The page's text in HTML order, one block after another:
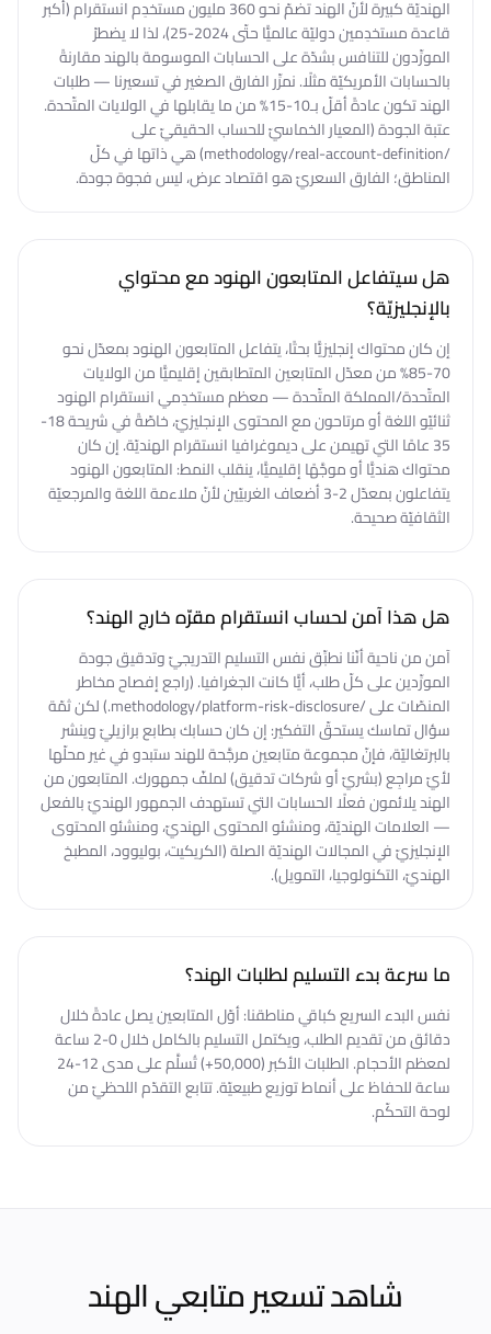
الهنديّة كبيرة لأنّ الهند تضمّ نحو 360 مليون مستخدِم انستقرام (أكبر
قاعدة مستخدِمين دوليّة عالميًّا حتّى 2024-25)، لذا لا يضطرّ
المورِّدون للتنافس بشدّة على الحسابات الموسومة بالهند مقارنةً
بالحسابات الأمريكيّة مثلًا. نمرِّر الفارق الصغير في تسعيرنا — طلبات
الهند تكون عادةً أقلّ بـ10-15% من ما يقابلها في الولايات المتّحدة.
عتبة الجودة (المعيار الخماسيّ للحساب الحقيقيّ على
/methodology/real-account-definition) هي ذاتها في كلّ
المناطق؛ الفارق السعريّ هو اقتصاد عرض، ليس فجوة جودة.
هل سيتفاعل المتابعون الهنود مع محتواي
بالإنجليزيّة؟
إن كان محتواك إنجليزيًّا بحتًا، يتفاعل المتابعون الهنود بمعدّل نحو
70-85% من معدّل المتابعين المتطابقين إقليميًّا من الولايات
المتّحدة/المملكة المتّحدة — معظم مستخدِمي انستقرام الهنود
ثنائيّو اللغة أو مرتاحون مع المحتوى الإنجليزيّ، خاصّةً في شريحة 18-
35 عامًا التي تهيمن على ديموغرافيا انستقرام الهنديّة. إن كان
محتواك هنديًّا أو موجَّهًا إقليميًّا، ينقلب النمط: المتابعون الهنود
يتفاعلون بمعدّل 2-3 أضعاف الغربيّين لأنّ ملاءمة اللغة والمرجعيّة
الثقافيّة صحيحة.
هل هذا آمن لحساب انستقرام مقرّه خارج الهند؟
آمن من ناحية أنّنا نطبِّق نفس التسليم التدريجيّ وتدقيق جودة
المورِّدين على كلّ طلب، أيًّا كانت الجغرافيا. (راجع إفصاح مخاطر
المنصّات على /methodology/platform-risk-disclosure.) لكن ثمّة
سؤال تماسك يستحقّ التفكير: إن كان حسابك بطابع برازيليّ وينشر
بالبرتغاليّة، فإنّ مجموعة متابعين مرجَّحة للهند ستبدو في غير محلّها
لأيّ مراجِع (بشريّ أو شركات تدقيق) لملفّ جمهورك. المتابعون من
الهند يلائمون فعلًا الحسابات التي تستهدف الجمهور الهنديّ بالفعل
— العلامات الهنديّة، ومنشئو المحتوى الهنديّ، ومنشئو المحتوى
الإنجليزيّ في المجالات الهنديّة الصلة (الكريكيت، بوليوود، المطبخ
الهنديّ، التكنولوجيا، التمويل).
ما سرعة بدء التسليم لطلبات الهند؟
نفس البدء السريع كباقي مناطقنا: أوّل المتابعين يصل عادةً خلال
دقائق من تقديم الطلب، ويكتمل التسليم بالكامل خلال 0-2 ساعة
لمعظم الأحجام. الطلبات الأكبر (50,000+) تُسلَّم على مدى 12-24
ساعة للحفاظ على أنماط توزيع طبيعيّة. تتابع التقدّم اللحظيّ من
لوحة التحكّم.
شاهد تسعير متابعي الهند